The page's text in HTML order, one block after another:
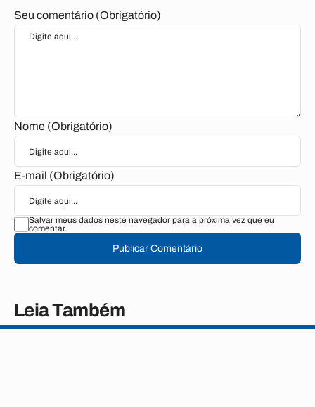
Seu comentário (Obrigatório)
Nome (Obrigatório)
E-mail (Obrigatório)
Salvar meus dados neste navegador para a próxima vez que eu
comentar.
Publicar Comentário
Leia Também